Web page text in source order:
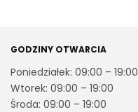
GODZINY OTWARCIA
Poniedziałek: 09:00 – 19:00
Wtorek: 09:00 – 19:00
Środa: 09:00 – 19:00